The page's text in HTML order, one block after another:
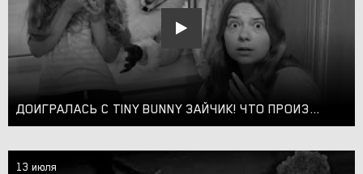
ДОИГРАЛАСЬ С TINY BUNNY ЗАЙЧИК! ЧТО ПРОИЗОШЛО С КСЮШЕЙ?!
13 июля